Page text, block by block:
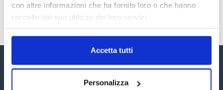
con altre informazioni che ha fornito loro o che hanno
raccolto dal suo utilizzo dei loro servizi.
Accetta tutti
Personalizza
TUTTI GLI ARTICOLI DEL MESE
Assinform Editore